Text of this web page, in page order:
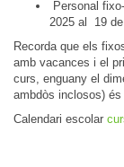
Personal
2025 al 19
Recorda que els
amb vacances i el
curs, enguany el
ambdòs inclosos)
Calendari escolar